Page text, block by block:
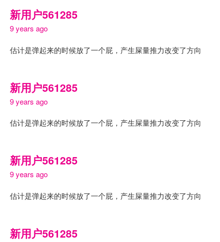
新用户561285
9 years ago
估计是弹起来的时候放了一个屁，产生屎量推力改变了方向
新用户561285
9 years ago
估计是弹起来的时候放了一个屁，产生屎量推力改变了方向
新用户561285
9 years ago
估计是弹起来的时候放了一个屁，产生屎量推力改变了方向
新用户561285